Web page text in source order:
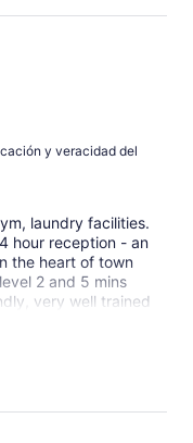
y veracidad del
laundry facilities.
hour reception - an
the heart of town
2 and 5 mins
very well trained
park. Nothing to
to stay when